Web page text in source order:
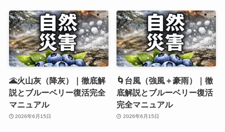
🌋火山灰（降灰）｜徹底解
説とブルーベリー復活完全
マニュアル
2026年6月15日
🌀台風（強風＋豪雨）｜徹
底解説とブルーベリー復活
完全マニュアル
2026年6月15日